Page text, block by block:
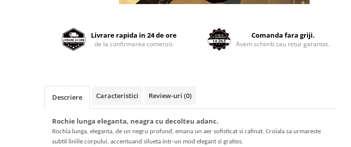
Facebook
Livrare rapida in 24 de ore
de la confirmarea comenzii.
Comanda fara griji.
Avem schimb sau retur garantat.
Descriere Caracteristici Review-uri (0)
Rochie lunga eleganta, neagra cu decolteu adanc.
Rochia lunga, eleganta, de un negru profund, emana un aer sofisticat si rafinat. Croiala sa urmareste
subtil liniile corpului, accentuand silueta intr-un mod elegant si gratios.